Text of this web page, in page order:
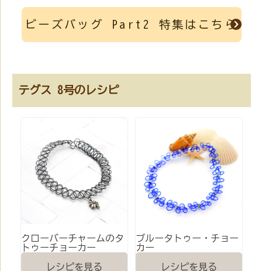
ビーズバッグ Part2 特集はこちら
テグス 8号のレシピ
クローバーチャームのタ
トゥーチョーカー
レシピを見る
ブルータトゥー・チョー
カー
レシピを見る